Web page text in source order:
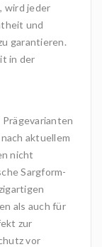
wird jeder
und
garantieren.
in der
aktuellem
nicht
Sargform-
als auch für
zur
vor